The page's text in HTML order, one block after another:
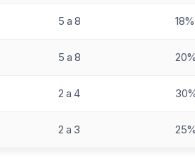
5 a 8
5 a 8
2 a 4
2 a 3